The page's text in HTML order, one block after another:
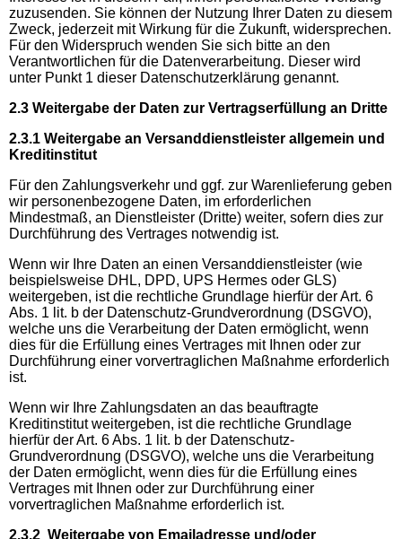
zuzusenden. Sie können der Nutzung Ihrer Daten zu diesem
Zweck, jederzeit mit Wirkung für die Zukunft, widersprechen.
Für den Widerspruch wenden Sie sich bitte an den
Verantwortlichen für die Datenverarbeitung. Dieser wird
unter Punkt 1 dieser Datenschutzerklärung genannt.
2.3 Weitergabe der Daten zur Vertragserfüllung an Dritte
2.3.1 Weitergabe an Versanddienstleister allgemein und
Kreditinstitut
Für den Zahlungsverkehr und ggf. zur Warenlieferung geben
wir personenbezogene Daten, im erforderlichen
Mindestmaß, an Dienstleister (Dritte) weiter, sofern dies zur
Durchführung des Vertrages notwendig ist.
Wenn wir Ihre Daten an einen Versanddienstleister (wie
beispielsweise DHL, DPD, UPS Hermes oder GLS)
weitergeben, ist die rechtliche Grundlage hierfür der Art. 6
Abs. 1 lit. b der Datenschutz-Grundverordnung (DSGVO),
welche uns die Verarbeitung der Daten ermöglicht, wenn
dies für die Erfüllung eines Vertrages mit Ihnen oder zur
Durchführung einer vorvertraglichen Maßnahme erforderlich
ist.
Wenn wir Ihre Zahlungsdaten an das beauftragte
Kreditinstitut weitergeben, ist die rechtliche Grundlage
hierfür der Art. 6 Abs. 1 lit. b der Datenschutz-
Grundverordnung (DSGVO), welche uns die Verarbeitung
der Daten ermöglicht, wenn dies für die Erfüllung eines
Vertrages mit Ihnen oder zur Durchführung einer
vorvertraglichen Maßnahme erforderlich ist.
2.3.2 Weitergabe von Emailadresse und/oder